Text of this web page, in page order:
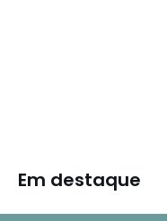
Em destaque